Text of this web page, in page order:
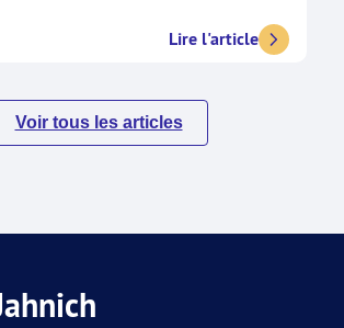
Lire l'article
Voir tous les articles